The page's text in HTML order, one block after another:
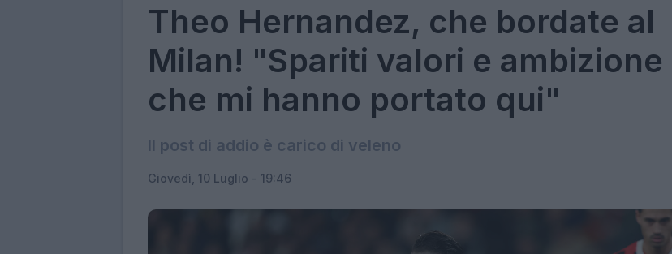
Theo Hernandez, che bordate al
Milan! "Spariti valori e ambizione
che mi hanno portato qui"
Il post di addio è carico di veleno
Giovedì, 10 Luglio - 19:46